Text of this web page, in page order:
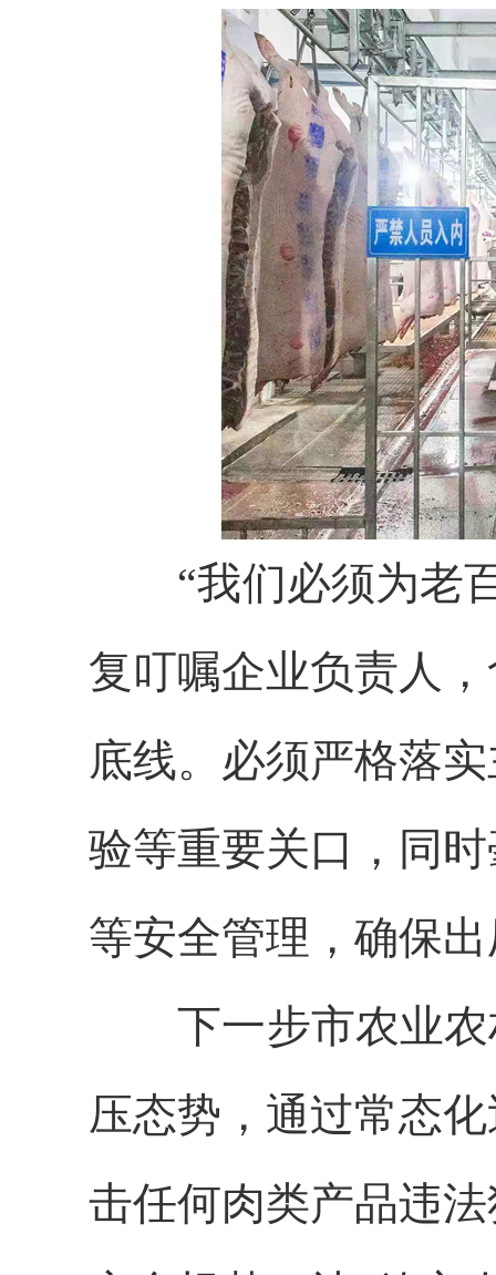
“我们必须为老
复叮嘱企业负责人
底线。必须严格落
验等重要关口，同
等安全管理，确保
下一步市农业
压态势，通过常态
击任何肉类产品违